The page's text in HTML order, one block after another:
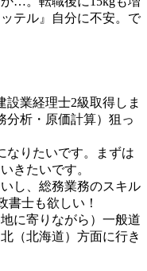
テル』自分に不安。で
設業経理士2級取得しま
分析・原価計算）狙っ
なりたいです。まずは
きたいです。
し、総務業務のスキル
書士も欲しい！
に寄りながら）一般道
（北海道）方面に行き